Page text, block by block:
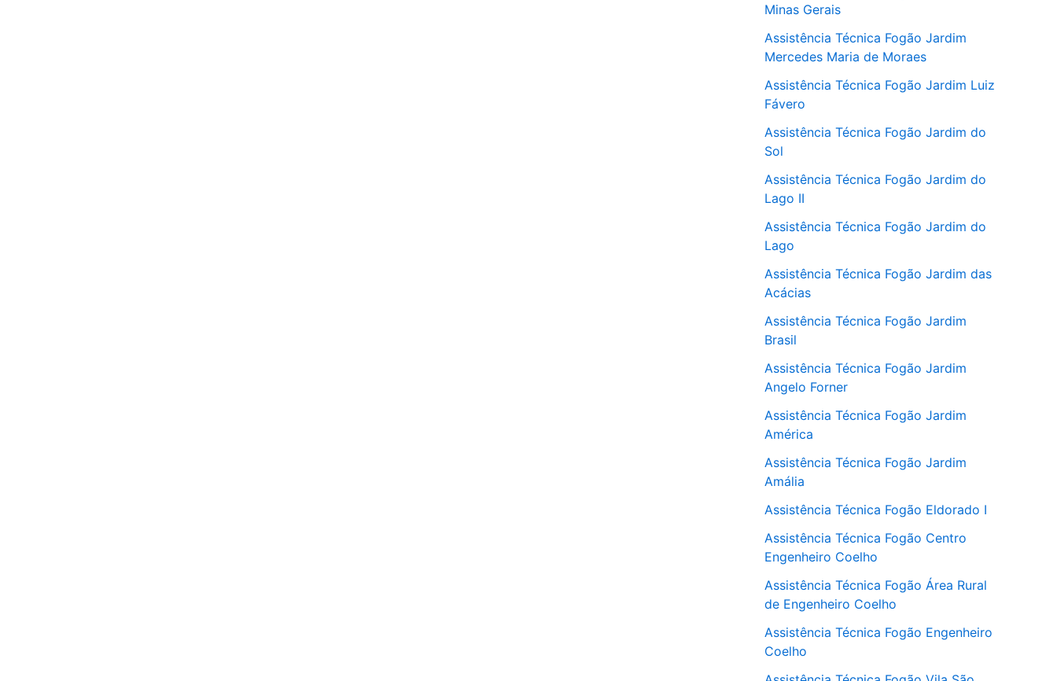
Minas Gerais
Assistência Técnica Fogão Jardim
Mercedes Maria de Moraes
Assistência Técnica Fogão Jardim Luiz
Fávero
Assistência Técnica Fogão Jardim do
Sol
Assistência Técnica Fogão Jardim do
Lago II
Assistência Técnica Fogão Jardim do
Lago
Assistência Técnica Fogão Jardim das
Acácias
Assistência Técnica Fogão Jardim
Brasil
Assistência Técnica Fogão Jardim
Angelo Forner
Assistência Técnica Fogão Jardim
América
Assistência Técnica Fogão Jardim
Amália
Assistência Técnica Fogão Eldorado I
Assistência Técnica Fogão Centro
Engenheiro Coelho
Assistência Técnica Fogão Área Rural
de Engenheiro Coelho
Assistência Técnica Fogão Engenheiro
Coelho